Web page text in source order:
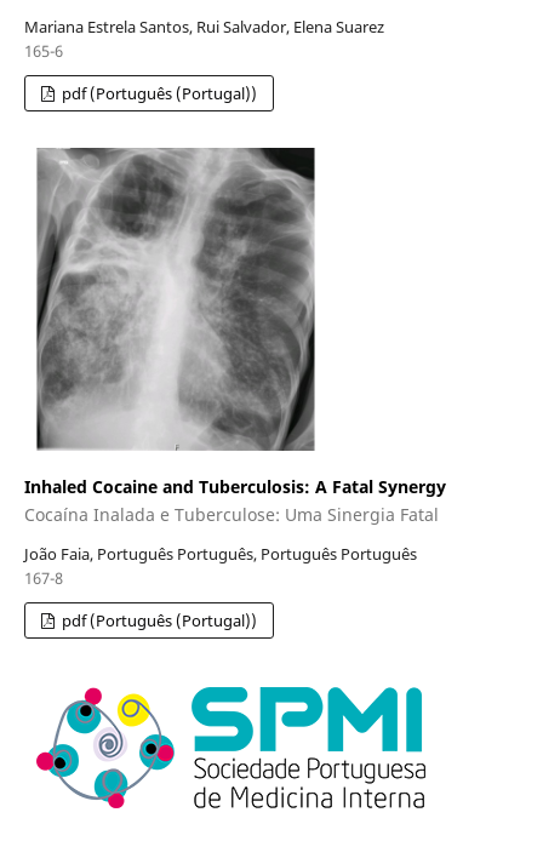
Mariana Estrela Santos, Rui Salvador, Elena Suarez
165-6
pdf (Português (Portugal))
Inhaled Cocaine and Tuberculosis: A Fatal Synergy
Cocaína Inalada e Tuberculose: Uma Sinergia Fatal
João Faia, Português Português, Português Português
167-8
pdf (Português (Portugal))